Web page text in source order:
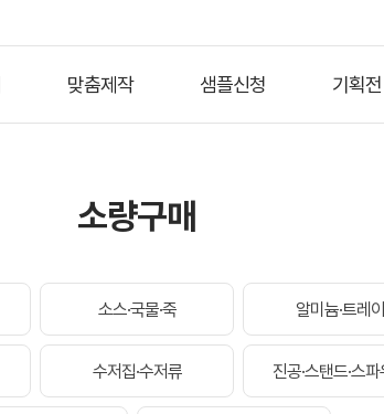
맞춤제작 샘플신청 기획전
소량구매
소스·국물·죽 알미늄·트레이
수저집·수저류 진공·스탠드·스